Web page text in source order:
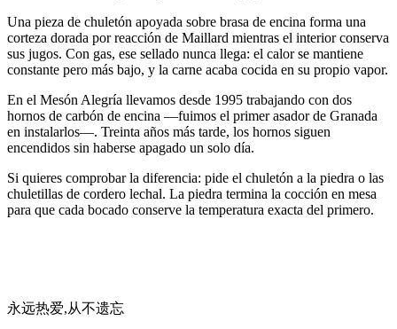
Una pieza de chuletón apoyada sobre brasa de encina forma una
corteza dorada por reacción de Maillard mientras el interior conserva
sus jugos. Con gas, ese sellado nunca llega: el calor se mantiene
constante pero más bajo, y la carne acaba cocida en su propio vapor.
En el Mesón Alegría llevamos desde 1995 trabajando con dos
hornos de carbón de encina —fuimos el primer asador de Granada
en instalarlos—. Treinta años más tarde, los hornos siguen
encendidos sin haberse apagado un solo día.
Si quieres comprobar la diferencia: pide el chuletón a la piedra o las
chuletillas de cordero lechal. La piedra termina la cocción en mesa
para que cada bocado conserve la temperatura exacta del primero.
永远热爱,从不遗忘